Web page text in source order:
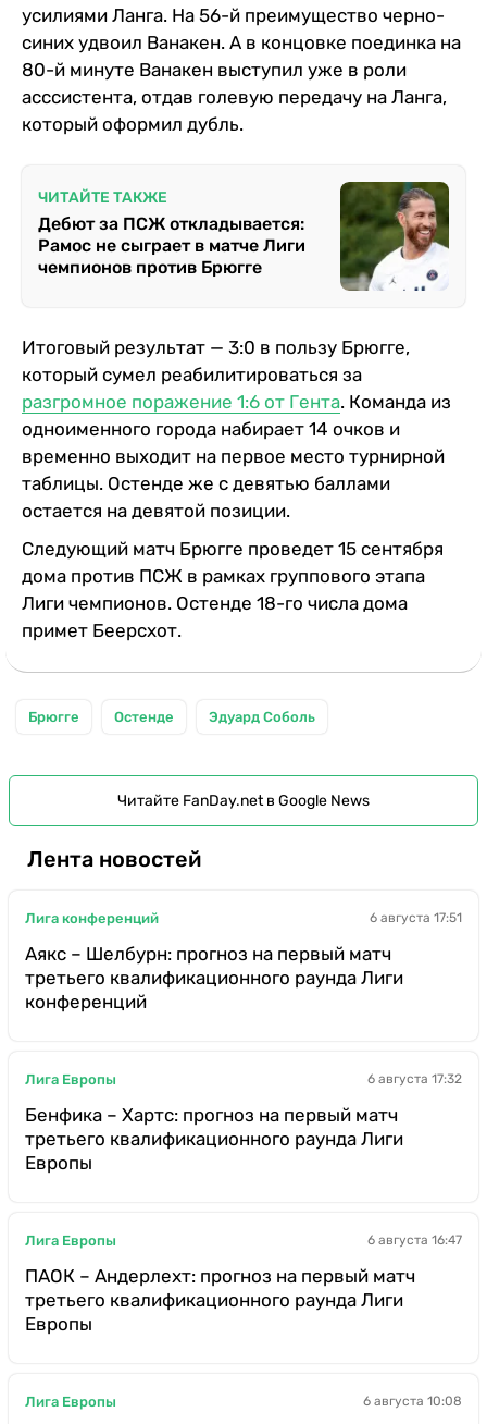
усилиями Ланга. На 56-й преимущество черно-
синих удвоил Ванакен. А в концовке поединка на
80-й минуте Ванакен выступил уже в роли
асссистента, отдав голевую передачу на Ланга,
который оформил дубль.
ЧИТАЙТЕ ТАКЖЕ
Дебют за ПСЖ откладывается:
Рамос не сыграет в матче Лиги
чемпионов против Брюгге
Итоговый результат — 3:0 в пользу Брюгге,
который сумел реабилитироваться за
разгромное поражение 1:6 от Гента. Команда из
одноименного города набирает 14 очков и
временно выходит на первое место турнирной
таблицы. Остенде же с девятью баллами
остается на девятой позиции.
Следующий матч Брюгге проведет 15 сентября
дома против ПСЖ в рамках группового этапа
Лиги чемпионов. Остенде 18-го числа дома
примет Беерсхот.
Брюгге Остенде Эдуард Соболь
Читайте FanDay.net в Google News
Лента новостей
Лига конференций 6 августа 17:51
Аякс – Шелбурн: прогноз на первый матч
третьего квалификационного раунда Лиги
конференций
Лига Европы 6 августа 17:32
Бенфика – Хартс: прогноз на первый матч
третьего квалификационного раунда Лиги
Европы
Лига Европы 6 августа 16:47
ПАОК – Андерлехт: прогноз на первый матч
третьего квалификационного раунда Лиги
Европы
Лига Европы 6 августа 10:08